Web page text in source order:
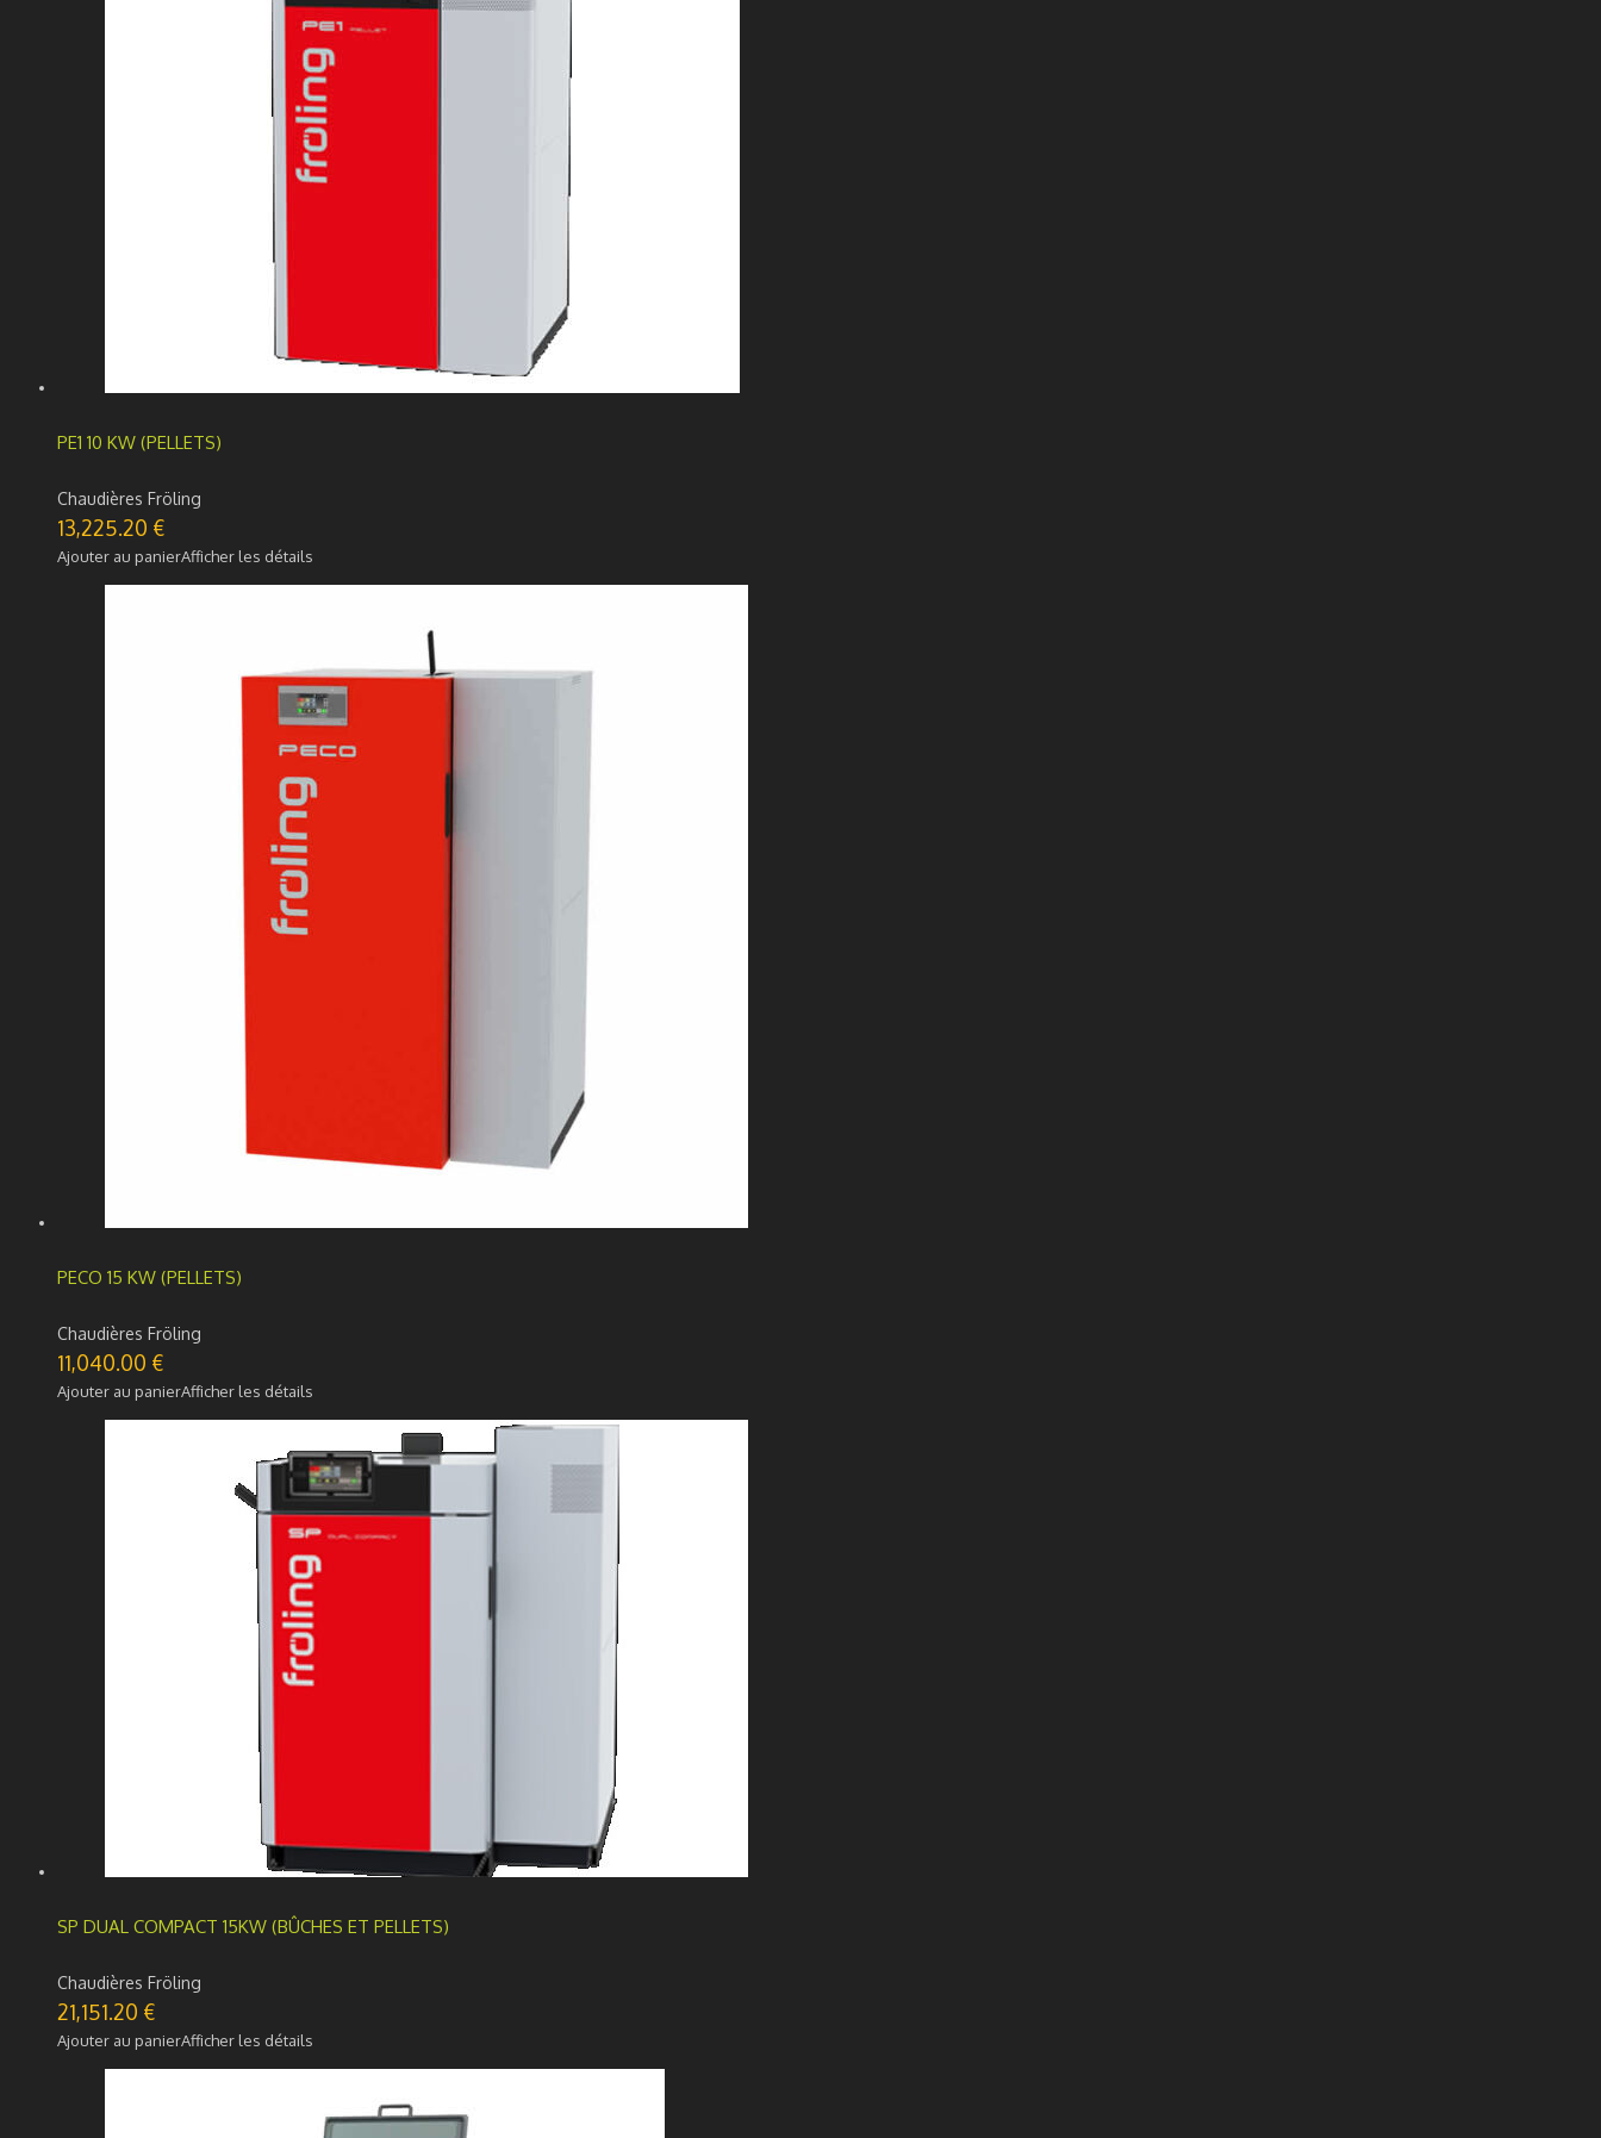
PE1 10 KW (PELLETS)
Chaudières Fröling
13,225.20 €
Ajouter au panierAfficher les détails
PECO 15 KW (PELLETS)
Chaudières Fröling
11,040.00 €
Ajouter au panierAfficher les détails
SP DUAL COMPACT 15KW (BÛCHES ET PELLETS)
Chaudières Fröling
21,151.20 €
Ajouter au panierAfficher les détails